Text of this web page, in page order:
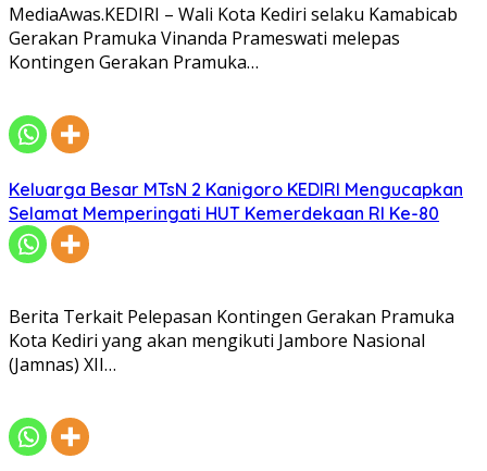
MediaAwas.KEDIRI – Wali Kota Kediri selaku Kamabicab
Gerakan Pramuka Vinanda Prameswati melepas
Kontingen Gerakan Pramuka…
Keluarga Besar MTsN 2 Kanigoro KEDIRI Mengucapkan
Selamat Memperingati HUT Kemerdekaan RI Ke-80
Berita Terkait Pelepasan Kontingen Gerakan Pramuka
Kota Kediri yang akan mengikuti Jambore Nasional
(Jamnas) XII…